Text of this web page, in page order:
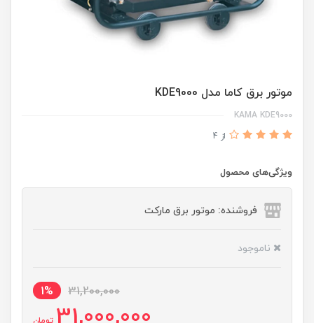
موتور برق کاما مدل KDE9000
KAMA KDE9000
از 4
ویژگی‌های محصول
فروشنده: موتور برق مارکت
ناموجود
31,200,000
1%